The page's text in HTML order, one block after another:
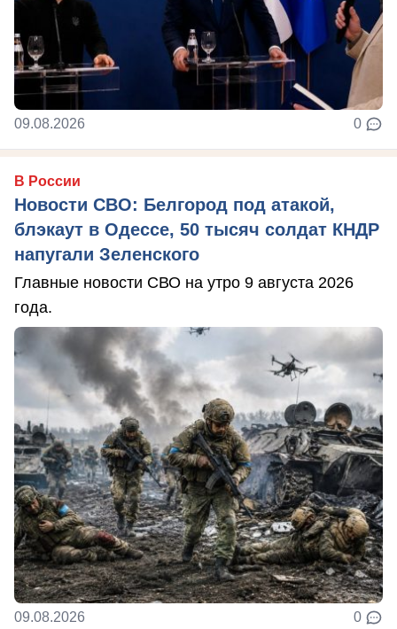
09.08.2026 0
В России
Новости СВО: Белгород под атакой,
блэкаут в Одессе, 50 тысяч солдат КНДР
напугали Зеленского
Главные новости СВО на утро 9 августа 2026
года.
09.08.2026 0